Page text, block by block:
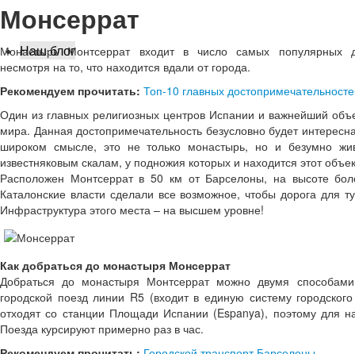
Наш блог
Монсеррат
Монастырь Монтсеррат входит в число самых популярных
несмотря на то, что находится вдали от города.
Рекомендуем прочитать: Топ-10 главных
Один из главных религиозных центров Испании и важнейший
мира. Данная достопримечательность безусловно будет
широком смысле, это не только монастырь, но и безумно
известняковым скалам, у подножия которых и находится этот
Расположен Монтсеррат в 50 км от Барселоны, на высоте
Каталонские власти сделали все возможное, чтобы дорога для
Инфраструктура этого места – на высшем уровне!
Как добраться до монастыря Монсеррат
Добраться до монастыря Монтсеррат можно двумя
городской поезд линии R5 (входит в единую систему
отходят со станции Площади Испании (Espanya), поэтому для
Поезда курсируют примерно раз в час.